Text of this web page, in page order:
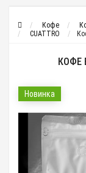
Кофе
CUATTRO
КОФЕ
Новинка